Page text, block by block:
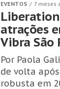
EVENTOS 7 meses
atrações
Vibra São
Por Paola
de volta
robusta em